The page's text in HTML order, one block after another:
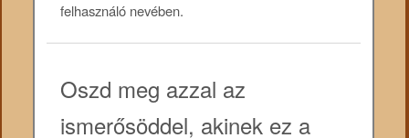
felhasználó nevében.
Oszd meg azzal az
ismerősöddel, akinek ez a